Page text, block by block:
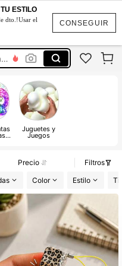
CONSEGUIR
ESTILO
dto.!Usar el
Vestidos Elegantes De Mujer
Vestidos Elegantes De Mujer
Juguetes y
Juegos
Precio
Filtros
Color Estilo